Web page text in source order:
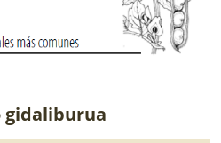
gidaliburua